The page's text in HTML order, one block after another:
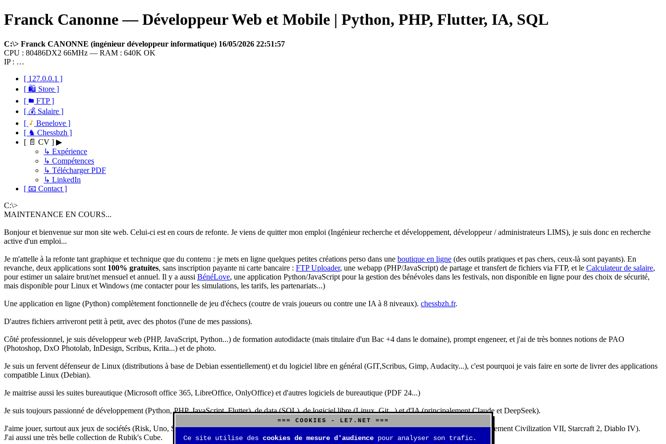
Franck Canonne — Développeur Web et Mobile | Python, PHP, Flutter, IA, SQL
C:\> Franck CANONNE (ingénieur développeur informatique) 16/05/2026 22:51:57
CPU : 80486DX2 66MHz — RAM : 640K OK
IP : …
[ 127.0.0.1 ]
[ 🛍 Store ]
[
FTP ]
[ 💰 Salaire ]
[
Benelove ]
[ ♞ Chessbzh ]
[ 📄 CV ] ▶
↳ Expérience
↳ Compétences
↳ Télécharger PDF
↳ LinkedIn
[ 📧 Contact ]
C:\>
MAINTENANCE EN COURS...
Bonjour et bienvenue sur mon site web. Celui-ci est en cours de refonte. Je viens de quitter mon emploi (Ingénieur recherche et développement, développeur / administrateurs LIMS), je suis donc en recherche
active d'un emploi...
Je m'attelle à la refonte tant graphique et technique que du contenu : je mets en ligne quelques petites créations perso dans une boutique en ligne (des outils pratiques et pas chers, ceux-là sont payants). En
revanche, deux applications sont 100% gratuites, sans inscription payante ni carte bancaire : FTP Uploader, une webapp (PHP/JavaScript) de partage et transfert de fichiers via FTP, et le Calculateur de salaire,
pour estimer un salaire brut/net mensuel et annuel. Il y a aussi BénéLove, une application Python/JavaScript pour la gestion des bénévoles dans les festivals, non disponible en ligne pour des choix de sécurité,
mais disponible pour Linux et Windows (me contacter pour les simulations, les tarifs, les partenariats...)
Une application en ligne (Python) complètement fonctionnelle de jeu d'échecs (coutre de vrais joueurs ou contre une IA à 8 niveaux). chessbzh.fr.
D'autres fichiers arriveront petit à petit, avec des photos (l'une de mes passions).
Côté professionnel, je suis développeur web (PHP, JavaScript, Python...) de formation autodidacte (mais titulaire d'un Bac +4 dans le domaine), prompt engeneer, et j'ai de très bonnes notions de PAO
(Photoshop, DxO Photolab, InDesign, Scribus, Krita...) et de photo.
Je suis un fervent défenseur de Linux (distributions à base de Debian essentiellement) et du logiciel libre en général (GIT,Scribus, Gimp, Audacity...), c'est pourquoi je vais faire en sorte de livrer des applications
compatible Linux (Debian).
Je maitrise aussi les suites bureautique (Microsoft office 365, LibreOffice, OnlyOffice) et d'autres logiciels de bureautique (PDF 24...)
Je suis toujours passionné de développement (Python, PHP, JavaScript, Flutter), de data (SQL), de logiciel libre (Linux, Git...) et d'IA (principalement Claude et DeepSeek).
J'aime jouer, surtout aux jeux de sociétés (Risk, Uno, Scrabble...), mais aussi aux jeux de stratégie (Echecs, Go, Quarto, Tock...) et aux jeux vidéos (essentiellement Civilization VII, Starcraft 2, Diablo IV).
J'ai aussi une très belle collection de Rubik's Cube.
=== COOKIES - LE7.NET ===
Ce site utilise des cookies de mesure d'audience pour analyser son trafic.